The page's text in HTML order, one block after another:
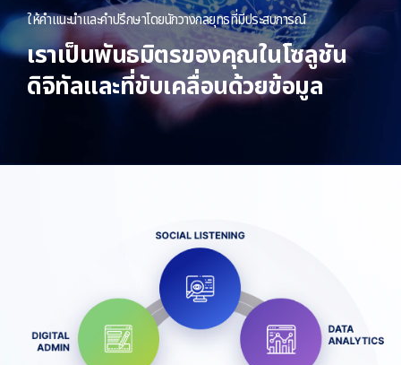
ให้คำแนะนำและคำปรึกษาโดยนักวางกลยุทธที่มีประสบการณ์
เราเป็นพันธมิตรของคุณในโซลูชัน
ดิจิทัลและที่ขับเคลื่อนด้วยข้อมูล​